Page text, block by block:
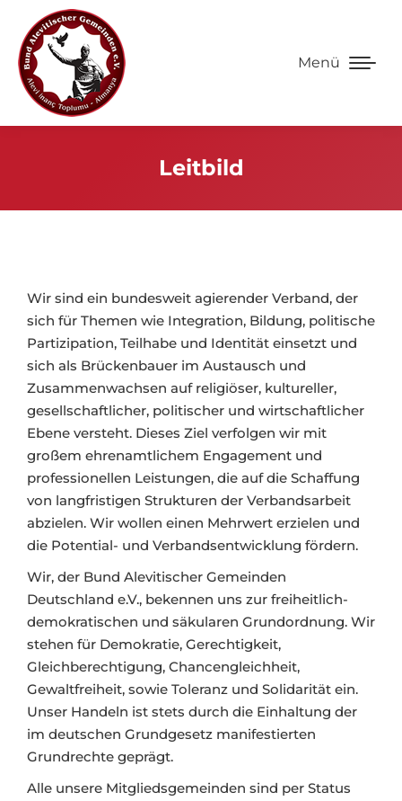
Menü
Leitbild
Wir sind ein bundesweit agierender Verband, der
sich für Themen wie Integration, Bildung, politische
Partizipation, Teilhabe und Identität einsetzt und
sich als Brückenbauer im Austausch und
Zusammenwachsen auf religiöser, kultureller,
gesellschaftlicher, politischer und wirtschaftlicher
Ebene versteht. Dieses Ziel verfolgen wir mit
großem ehrenamtlichem Engagement und
professionellen Leistungen, die auf die Schaffung
von langfristigen Strukturen der Verbandsarbeit
abzielen. Wir wollen einen Mehrwert erzielen und
die Potential- und Verbandsentwicklung fördern.
Wir, der Bund Alevitischer Gemeinden
Deutschland e.V., bekennen uns zur freiheitlich-
demokratischen und säkularen Grundordnung. Wir
stehen für Demokratie, Gerechtigkeit,
Gleichberechtigung, Chancengleichheit,
Gewaltfreiheit, sowie Toleranz und Solidarität ein.
Unser Handeln ist stets durch die Einhaltung der
im deutschen Grundgesetz manifestierten
Grundrechte geprägt.
Alle unsere Mitgliedsgemeinden sind per Status